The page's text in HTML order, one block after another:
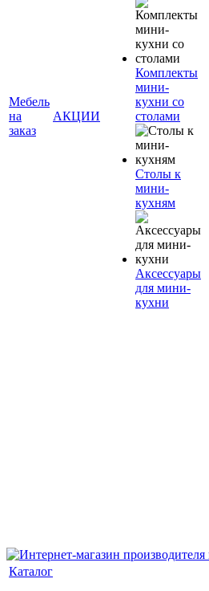
Мебель
на
заказ
АКЦИИ
Комплекты
мини-
кухни со
столами
Столы к
мини-
кухням
Аксессуары
для мини-
кухни
Каталог